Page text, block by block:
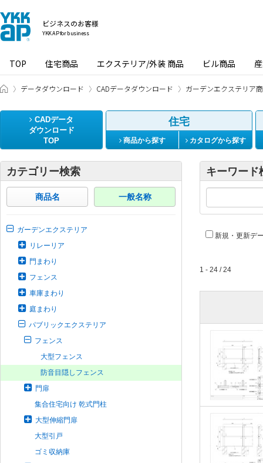
ビジネスのお客様
YKK AP for business
TOP 住宅商品 エクステリア/外装 商品 ビル商品
ビジネスのお客様 HOME
データダウンロード CADデータダウンロード ガーデンエクステリア
CADデータ
ダウンロード
TOP
住宅
商品から探す カタログから探す
カテゴリー検索
商品名 一般名称
ガーデンエクステリア
リレーリア
門まわり
フェンス
車庫まわり
庭まわり
パブリックエクステリア
フェンス
大型フェンス
防音目隠しフェンス
門扉
集合住宅向け 乾式門柱
大型伸縮門扉
大型引戸
ゴミ収納庫
キーワード
新規・更新デ
1 - 24 / 24